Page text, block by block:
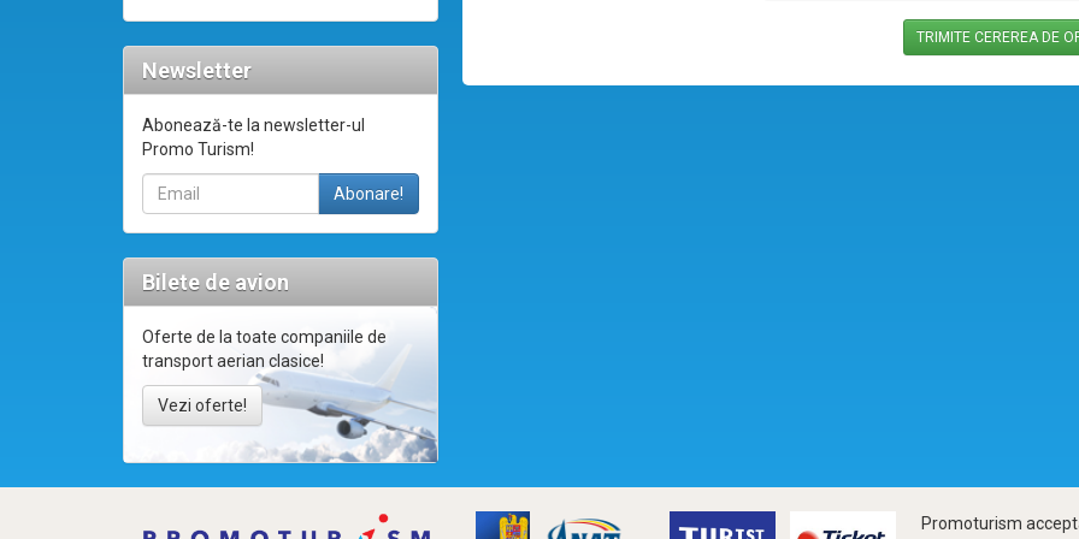
Newsletter
Abonează-te la newsletter-ul
Promo Turism!
Bilete de avion
Oferte de la toate companiile de
transport aerian clasice!
Vezi oferte!
Promoturism